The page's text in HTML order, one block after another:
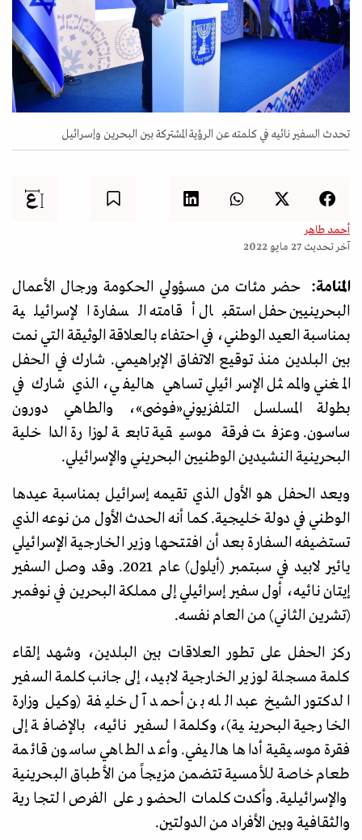
تحدث السفير نائيه في كلمته عن الرؤية المشتركة بين البحرين وإسرائيل
أحمد طاهر
آخر تحديث27 مايو 2022
المنامة: حضر مئات من مسؤولي الحكومة ورجال الأعمال
البحرينيين حفل استقبال أقامته السفارة الإسرائيلية
بمناسبة العيد الوطني، في احتفاء بالعلاقة الوثيقة التي نمت
بين البلدين منذ توقيع الاتفاق الإبراهيمي. شارك في الحفل
المغني والممثل الإسرائيلي تساهي هاليفي، الذي شارك في
بطولة المسلسل التلفزيوني«فوضى»، والطاهي دورون
ساسون. وعزفت فرقة موسيقية تابعة لوزارة الداخلية
البحرينية النشيدين الوطنيين البحريني والإسرائيلي.
ويعد الحفل هو الأول الذي تقيمه إسرائيل بمناسبة عيدها
الوطني في دولة خليجية. كما أنه الحدث الأول من نوعه الذي
تستضيفه السفارة بعد أن افتتحها وزير الخارجية الإسرائيلي
يائير لابيد في سبتمبر (أيلول) عام 2021. وقد وصل السفير
إيتان نائيه، أول سفير إسرائيلي إلى مملكة البحرين في نوفمبر
(تشرين الثاني) من العام نفسه.
ركز الحفل على تطور العلاقات بين البلدين، وشهد إلقاء
كلمة مسجلة لوزير الخارجية لابيد، إلى جانب كلمة السفير
الدكتور الشيخ عبد الله بن أحمد آل خليفة (وكيل وزارة
الخارجية البحرينية)، وكلمة السفير نائيه، بالإضافة إلى
فقرة موسيقية أداها هاليفي. وأعد الطاهي ساسون قائمة
طعام خاصة للأمسية تتضمن مزيجاً من الأطباق البحرينية
والإسرائيلية. وأكدت كلمات الحضور على الفرص التجارية
والثقافية وبين الأفراد من الدولتين.